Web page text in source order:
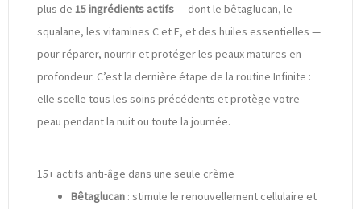
plus de 15 ingrédients actifs— dont le bêtaglucan, le
squalane, les vitamines C et E, et des huiles essentielles —
pour réparer, nourrir et protéger les peaux matures en
profondeur. C’est la dernière étape de la routine Infinite :
elle scelle tous les soins précédents et protège votre
peau pendant la nuit ou toute la journée.
15+ actifs anti-âge dans une seule crème
Bêtaglucan : stimule le renouvellement cellulaire et